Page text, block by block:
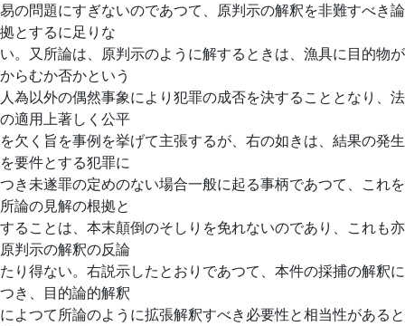
易の問題にすぎないのであつて、原判示の解釈を非難すべき論
拠とするに足りな
い。又所論は、原判示のように解するときは、漁具に目的物が
からむか否かという
人為以外の偶然事象により犯罪の成否を決することとなり、法
の適用上著しく公平
を欠く旨を事例を挙げて主張するが、右の如きは、結果の発生
を要件とする犯罪に
つき未遂罪の定めのない場合一般に起る事柄であつて、これを
所論の見解の根拠と
することは、本末顛倒のそしりを免れないのであり、これも亦
原判示の解釈の反論
たり得ない。右説示したとおりであつて、本件の採捕の解釈に
つき、目的論的解釈
によつて所論のように拡張解釈すべき必要性と相当性があると